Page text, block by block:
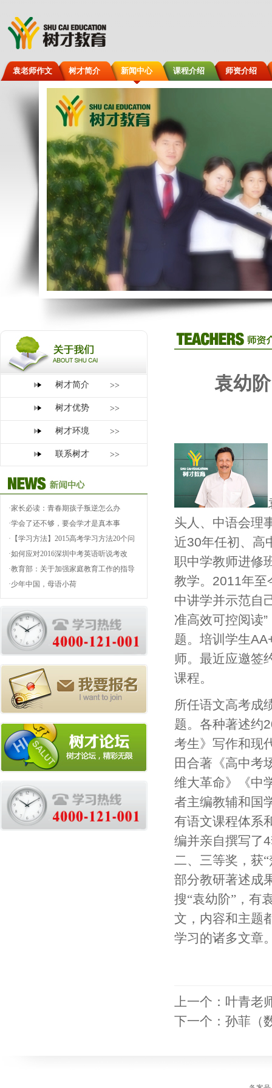
袁老师作文 树才简介 新闻中心 课程介绍 师资介绍
>>
树才简介
>>
树才优势
>>
树才环境
>>
联系树才
·家长必读：青春期孩子叛逆怎么办
·学会了还不够，要会学才是真本事
· 【学习方法】2015高考学习方法20个问
题答疑
·如何应对2016深圳中考英语听说考改
革？（附新题型样题）
·教育部：关于加强家庭教育工作的指导
意见(全文)
·少年中国，母语小荷
袁幼
头人、中语会理
近30年任初、 高
职中学教师进修
教学。 2011年至
中讲学并示范自
准高效可控阅读
题。 培训学生
师。最近应邀签
课程。
所任语文高考成
题。各种著述约
考生》写作和现
田合著《高中考
维大革命》《中
者主编教辅和国
有语文课程体系
编并亲自撰写了4
二、三等奖，获
部分教研著述成
搜“袁幼阶” ，有
文， 内容和主题
学习的诸多文章
上一个： 叶青老
下一个： 孙菲（